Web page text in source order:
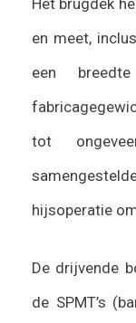
Het brugdek
en meet,
een
tot
hijsoperatie
De drijvende
de SPMT’s